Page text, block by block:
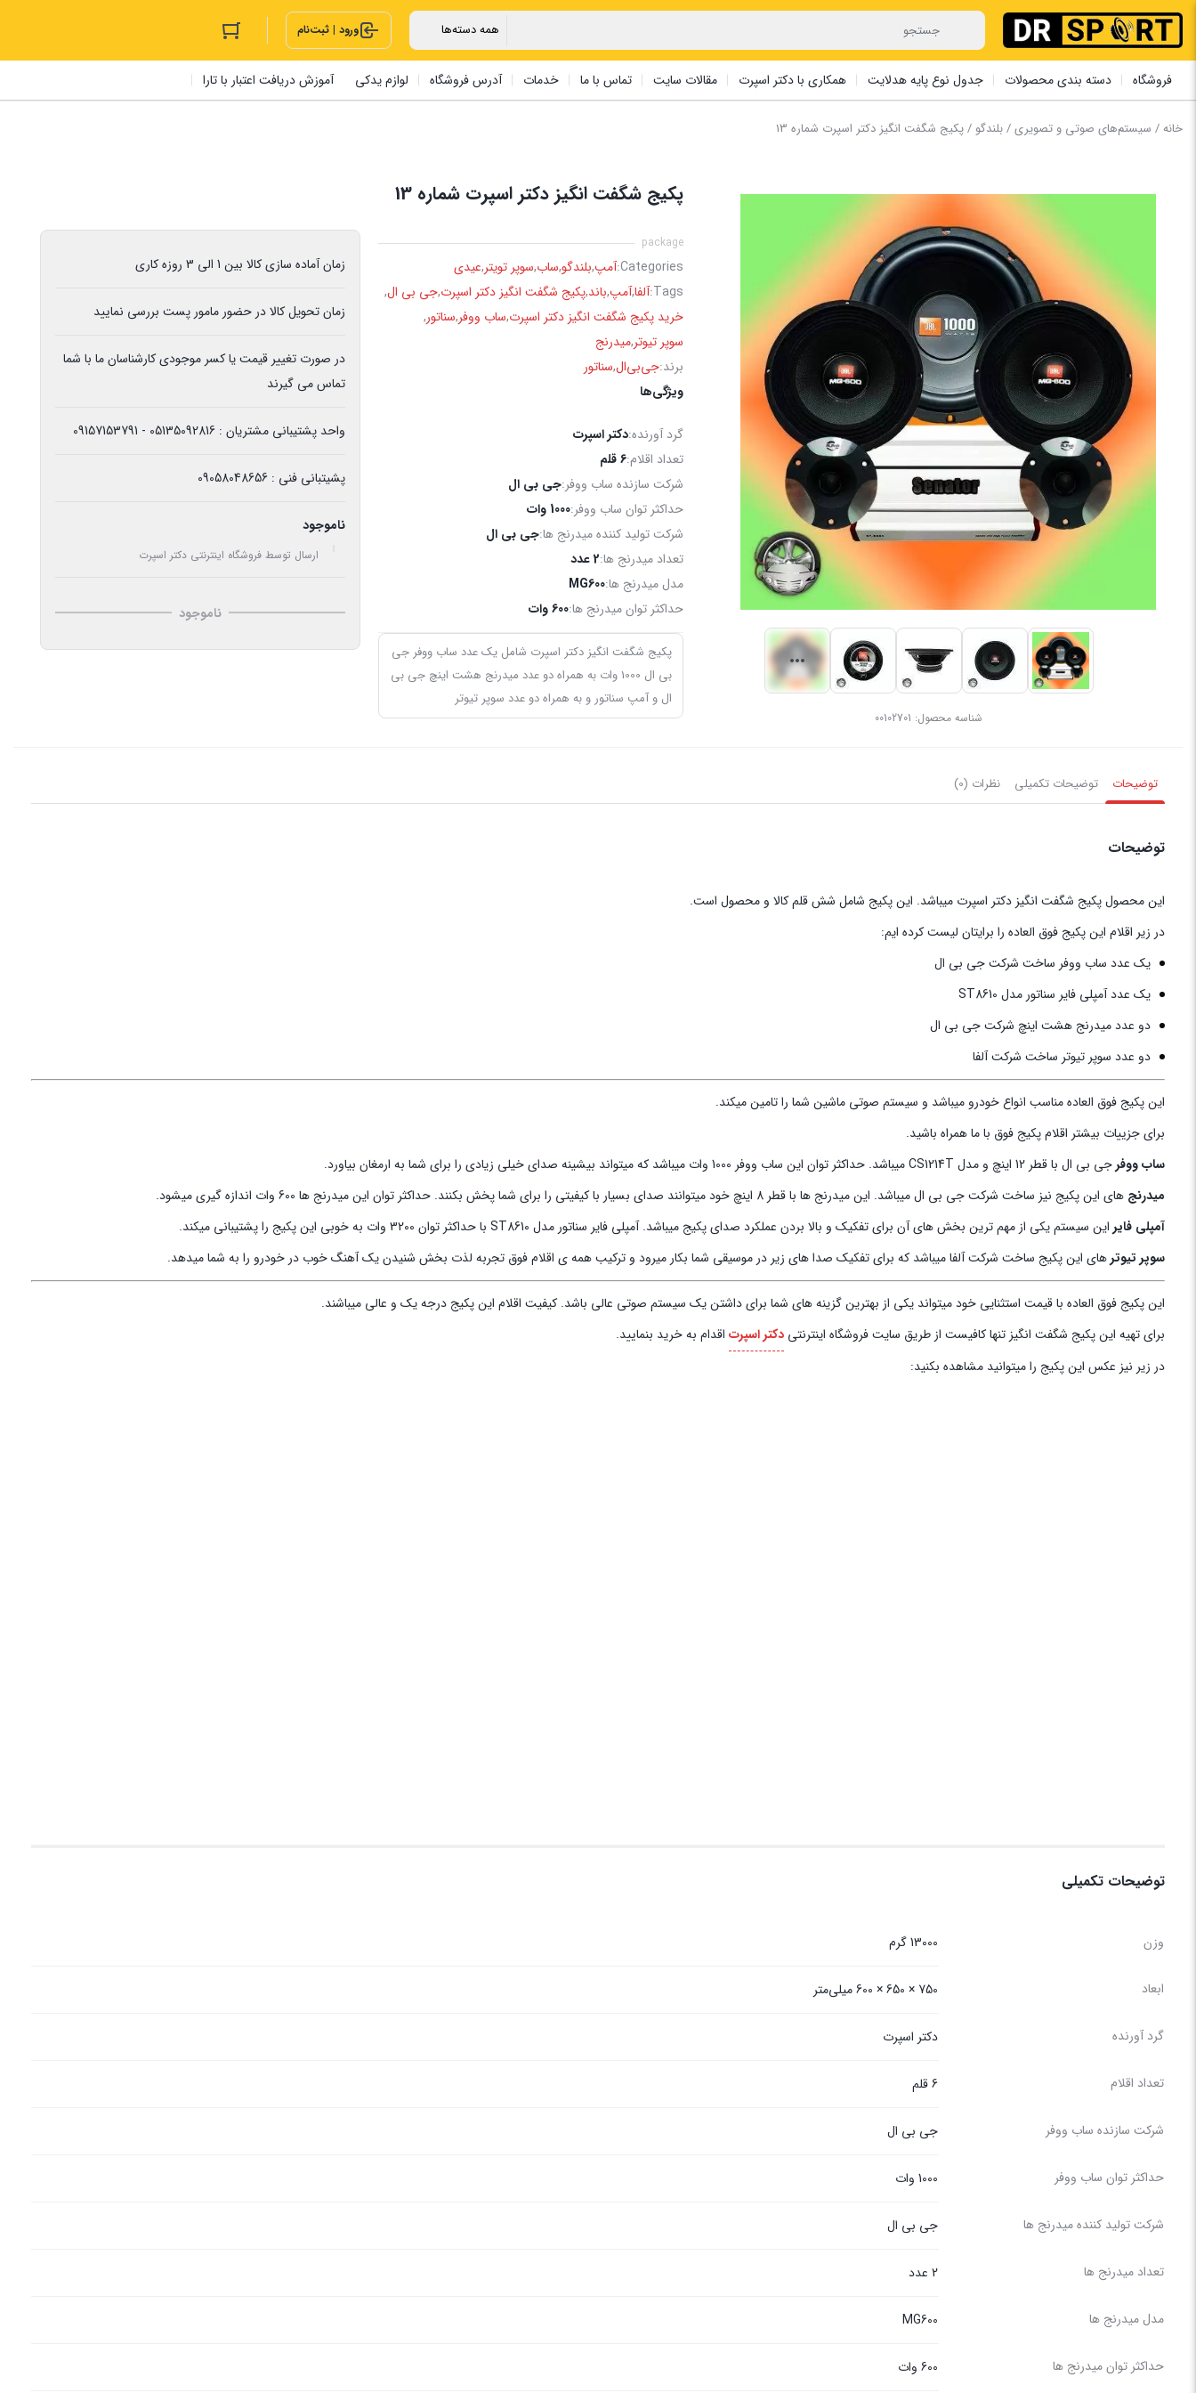
ورود | ثبت‌نام
فروشگاه دسته بندی محصولات جدول نوع پایه هدلایت همکاری با دکتر اسپرت مقالات سایت تماس با ما خدمات آدرس فروشگاه لوازم یدکی آموزش دریافت اعتبار با تارا
خانه/ سیستم‌های صوتی و تصویری/بلندگو / پکیج شگفت انگیز دکتر اسپرت شماره 13
شناسه محصول: 00102701
پکیج شگفت انگیز دکتر اسپرت شماره 13
package
Categories:آمپ,بلندگو,ساب,سوپر تویتر,عیدی
Tags: آلفا,آمپ,باند,پکیج شگفت انگیز دکتر اسپرت,جی بی ال,
خرید پکیج شگفت انگیز دکتر اسپرت,ساب ووفر,سناتور,
سوپر تیوتر,میدرنج
برند:جی‌بی‌ال,سناتور
ویژگی‌ها
گرد آورنده:دکتر اسپرت
تعداد اقلام:6 قلم
شرکت سازنده ساب ووفر:جی بی ال
حداکثر توان ساب ووفر:1000 وات
شرکت تولید کننده میدرنج ها:جی بی ال
تعداد میدرنج ها:2 عدد
مدل میدرنج ها:MG600
حداکثر توان میدرنج ها:600 وات
پکیج شگفت انگیز دکتر اسپرت شامل یک عدد ساب ووفر جی
بی ال 1000 وات به همراه دو عدد میدرنج هشت اینچ جی بی
ال و آمپ سناتور و به همراه دو عدد سوپر تیوتر
زمان آماده سازی کالا بین 1 الی 3 روزه کاری
زمان تحویل کالا در حضور مامور پست بررسی نمایید
در صورت تغییر قیمت یا کسر موجودی کارشناسان ما با شما
تماس می گیرند
واحد پشتیبانی مشتریان : 05135092816 - 09157153791
پشیتبانی فنی : 09058048656
ناموجود
ارسال توسط فروشگاه اینترنتی دکتر اسپرت
ناموجود
توضیحات توضیحات تکمیلی نظرات (0)
توضیحات
این محصول پکیج شگفت انگیز دکتر اسپرت میباشد. این پکیج شامل شش قلم کالا و محصول است.
در زیر اقلام این پکیج فوق العاده را برایتان لیست کرده ایم:
یک عدد ساب ووفر ساخت شرکت جی بی ال
یک عدد آمپلی فایر سناتور مدل ST8610
دو عدد میدرنج هشت اینچ شرکت جی بی ال
دو عدد سوپر تیوتر ساخت شرکت آلفا
این پکیج فوق العاده مناسب انواع خودرو میباشد و سیستم صوتی ماشین شما را تامین میکند.
برای جزییات بیشتر اقلام پکیج فوق با ما همراه باشید.
ساب ووفرجی بی ال با قطر 12 اینچ و مدل CS1214T میباشد. حداکثر توان این ساب ووفر 1000 وات میباشد که میتواند بیشینه صدای خیلی زیادی را برای شما به ارمغان بیاورد.
میدرنج های این پکیج نیز ساخت شرکت جی بی ال میباشد. این میدرنج ها با قطر 8 اینچ خود میتوانند صدای بسیار با کیفیتی را برای شما پخش بکنند. حداکثر توان این میدرنج ها 600 وات اندازه گیری میشود.
آمپلی فایر این سیستم یکی از مهم ترین بخش های آن برای تفکیک و بالا بردن عملکرد صدای پکیج میباشد. آمپلی فایر سناتور مدل ST8610 با حداکثر توان 3200 وات به خوبی این پکیج را پشتیبانی میکند.
سوپر تیوترهای این پکیج ساخت شرکت آلفا میباشد که برای تفکیک صدا های زیر در موسیقی شما بکار میرود و ترکیب همه ی اقلام فوق تجربه لذت بخش شنیدن یک آهنگ خوب در خودرو را به شما میدهد.
این پکیج فوق العاده با قیمت استثنایی خود میتواند یکی از بهترین گزینه های شما برای داشتن یک سیستم صوتی عالی باشد. کیفیت اقلام این پکیج درجه یک و عالی میباشند.
برای تهیه این پکیج شگفت انگیز تنها کافیست از طریق سایت فروشگاه اینترنتی دکتر اسپرت اقدام به خرید بنمایید.
در زیر نیز عکس این پکیج را میتوانید مشاهده بکنید:
توضیحات تکمیلی
وزن 13000 گرم
ابعاد 750 × 650 × 600 میلی‌متر
گرد آورنده دکتر اسپرت
تعداد اقلام 6 قلم
شرکت سازنده ساب ووفر جی بی ال
حداکثر توان ساب ووفر 1000 وات
شرکت تولید کننده میدرنج ها جی بی ال
تعداد میدرنج ها 2 عدد
مدل میدرنج ها MG600
حداکثر توان میدرنج ها 600 وات